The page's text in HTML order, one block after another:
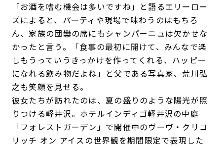
「お酒を嗜む機会は多いですね」と語るエリーロー
ズによると、パーティや現場で味わうのはもちろ
ん、家族の団欒の席にもシャンパーニュは欠かせな
かったと言う。「食事の最初に開けて、みんなで楽
しもうっていうきっかけを作ってくれる、ハッピー
になれる飲み物だよね」と父である写真家、荒川弘
之も笑顔を見せる。
彼女たちが訪れたのは、夏の盛りのような陽光が照
りつける軽井沢。ホテルインディゴ軽井沢の中庭
「フォレストガーデン」で開催中のヴーヴ・クリコ
リッチ オン アイスの世界観を期間限定で表現した